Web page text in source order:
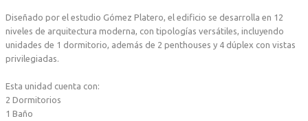
Diseñado por el estudio Gómez Platero, el edificio se desarrolla en 12
niveles de arquitectura moderna, con tipologías versátiles, incluyendo
unidades de 1 dormitorio, además de 2 penthouses y 4 dúplex con vistas
privilegiadas.
Esta unidad cuenta con:
2 Dormitorios
1 Baño